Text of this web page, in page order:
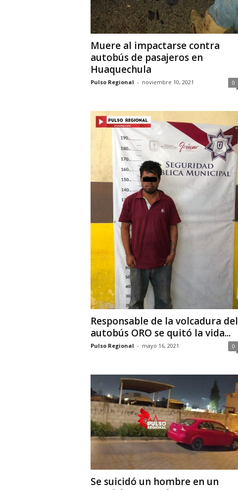
Muere al impactarse contra
autobús de pasajeros en
Huaquechula
Pulso Regional - noviembre 10, 2021 0
Responsable de la volcadura del
autobús ORO se quitó la vida...
Pulso Regional - mayo 16, 2021 0
Se suicidó un hombre en un